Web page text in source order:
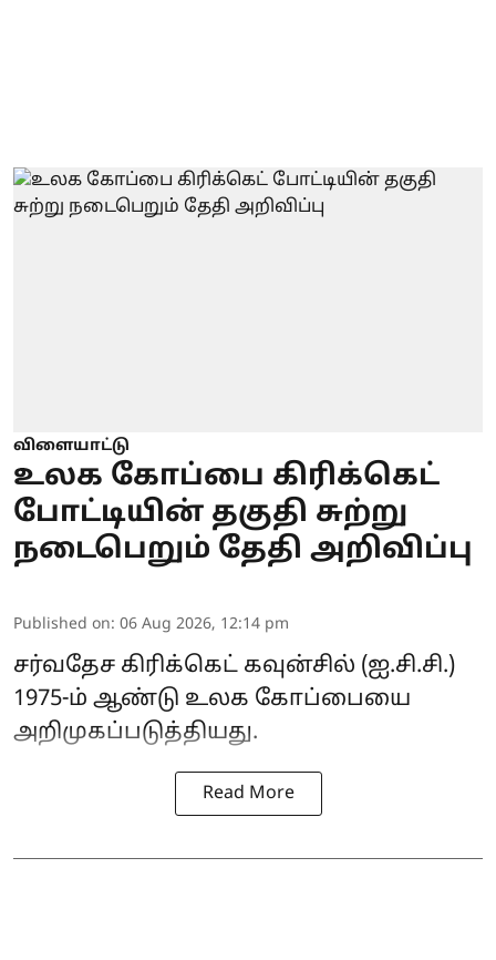
விளையாட்டு
உலக கோப்பை கிரிக்கெட்
போட்டியின் தகுதி சுற்று
நடைபெறும் தேதி அறிவிப்பு
Published on: 06 Aug 2026, 12:14 pm
சர்வதேச கிரிக்கெட் கவுன்சில் (ஐ.சி.சி.)
1975-ம் ஆண்டு உலக கோப்பையை
அறிமுகப்படுத்தியது.
Read More